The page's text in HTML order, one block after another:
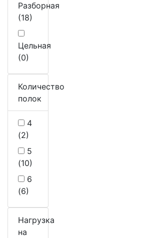
Разборная
(18)
Цельная
(0)
Количество
полок
4
(2)
5
(10)
6
(6)
Нагрузка
на